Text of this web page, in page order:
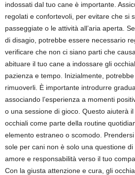
indossati dal tuo cane è importante.
regolati e confortevoli, per evitare che si
passeggiate o le attività all’aria aperta.
di disagio, potrebbe essere necessario
verificare che non ci siano parti che
abituare il tuo cane a indossare gli
pazienza e tempo. Inizialmente,
rimuoverli. È importante introdurre
associando l’esperienza a momenti
o una sessione di gioco. Questo aiuterà
occhiali come parte della routine
elemento estraneo o scomodo.
sole per cani non è solo una questione
amore e responsabilità verso il tuo
Con la giusta attenzione e cura, gli